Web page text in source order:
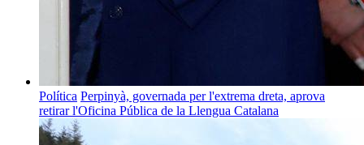
Política Perpinyà, governada per l'extrema dreta, aprova
retirar l'Oficina Pública de la Llengua Catalana